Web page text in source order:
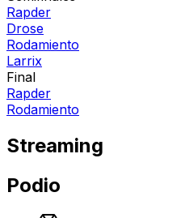
Rapder
Drose
Rodamiento
Larrix
Final
Rapder
Rodamiento
Streaming
Podio